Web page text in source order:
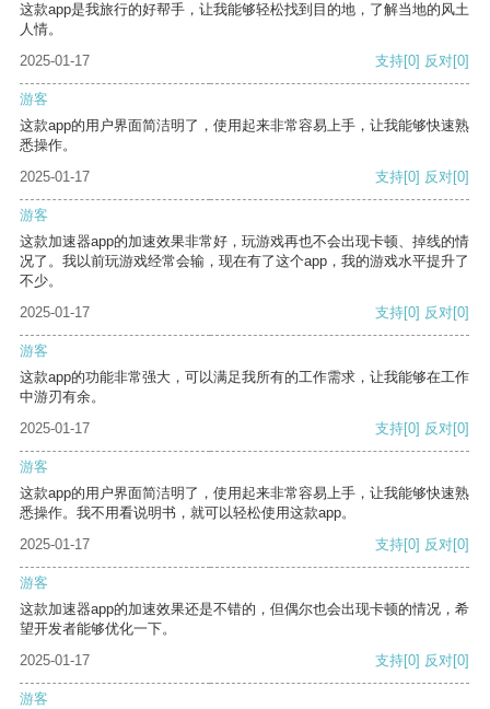
这款app是我旅行的好帮手，让我能够轻松找到目的地，了解当地的风土
人情。
2025-01-17
支持[0] 反对[0]
游客
这款app的用户界面简洁明了，使用起来非常容易上手，让我能够快速熟
悉操作。
2025-01-17
支持[0] 反对[0]
游客
这款加速器app的加速效果非常好，玩游戏再也不会出现卡顿、掉线的情
况了。我以前玩游戏经常会输，现在有了这个app，我的游戏水平提升了
不少。
2025-01-17
支持[0] 反对[0]
游客
这款app的功能非常强大，可以满足我所有的工作需求，让我能够在工作
中游刃有余。
2025-01-17
支持[0] 反对[0]
游客
这款app的用户界面简洁明了，使用起来非常容易上手，让我能够快速熟
悉操作。我不用看说明书，就可以轻松使用这款app。
2025-01-17
支持[0] 反对[0]
游客
这款加速器app的加速效果还是不错的，但偶尔也会出现卡顿的情况，希
望开发者能够优化一下。
2025-01-17
支持[0] 反对[0]
游客